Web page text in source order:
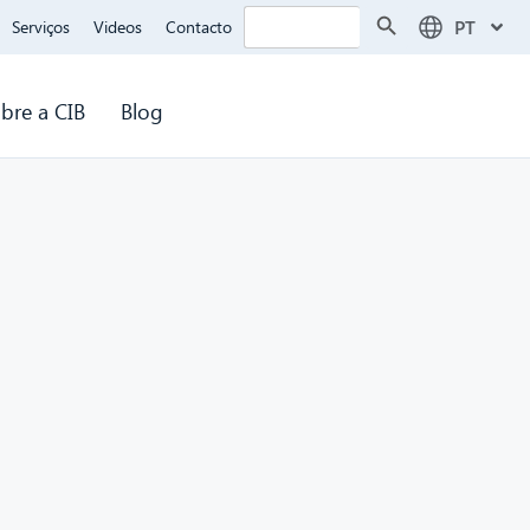
Serviços Videos Contacto Search PT
a CIB Blog